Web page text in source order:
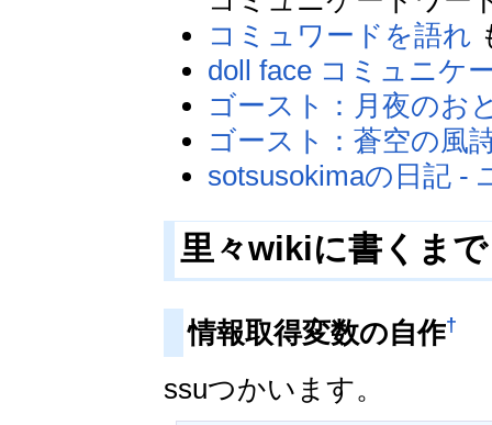
コミュワードを語れ
doll face コミュニケ
ゴースト：月夜の
ゴースト：蒼空の
sotsusokimaの日記 -
里々wikiに書くま
情報取得変数の自作†
ssuつかいます。